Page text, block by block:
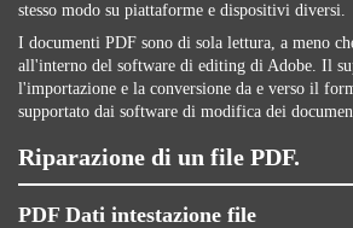
stesso modo su piattaforme e dispositivi diversi.
I documenti PDF sono di sola lettura, a meno
all'interno del software di editing di Adobe. Il
l'importazione e la conversione da e verso il
supportato dai software di modifica dei
Riparazione di un file PDF.
PDF Dati intestazione file